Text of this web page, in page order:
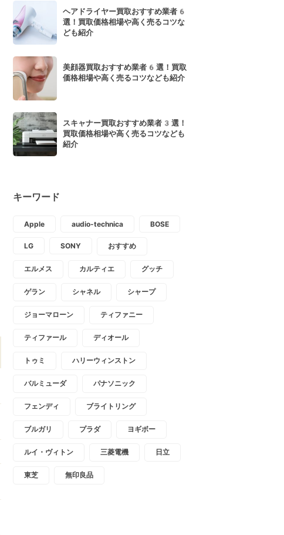
ヘアドライヤー買取おすすめ業者6
選！買取価格相場や高く売るコツな
ども紹介
美顔器買取おすすめ業者6選！買取
価格相場や高く売るコツなども紹介
スキャナー買取おすすめ業者3選！
買取価格相場や高く売るコツなども
紹介
キーワード
Apple audio-technica BOSE
LG SONY おすすめ
エルメス カルティエ グッチ
ゲラン シャネル シャープ
ジョーマローン ティファニー
ティファール ディオール
トゥミ ハリーウィンストン
バルミューダ パナソニック
フェンディ ブライトリング
ブルガリ プラダ ヨギボー
ルイ・ヴィトン 三菱電機 日立
東芝 無印良品